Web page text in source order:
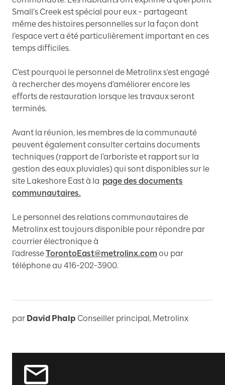
Small’s Creek est spécial pour eux – partageant
même des histoires personnelles sur la façon dont
l’espace vert a été particulièrement important en ces
temps difficiles.
C’est pourquoi le personnel de Metrolinx s’est engagé
à rechercher des moyens d’améliorer encore les
efforts de restauration lorsque les travaux seront
terminés.
Avant la réunion, les membres de la communauté
peuvent également consulter certains documents
techniques (rapport de l’arboriste et rapport sur la
gestion des eaux pluviales) qui sont disponibles sur le
site Lakeshore East à la page des documents
communautaires.
Le personnel des relations communautaires de
Metrolinx est toujours disponible pour répondre par
courrier électronique à
l’adresseTorontoEast@metrolinx.com ou par
téléphone au 416-202-3900.
par David Phalp Conseiller principal, Metrolinx